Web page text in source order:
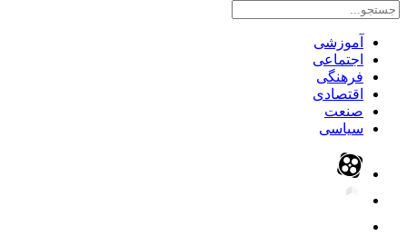
آموزشی
اجتماعی
فرهنگی
اقتصادی
صنعت
سیاسی